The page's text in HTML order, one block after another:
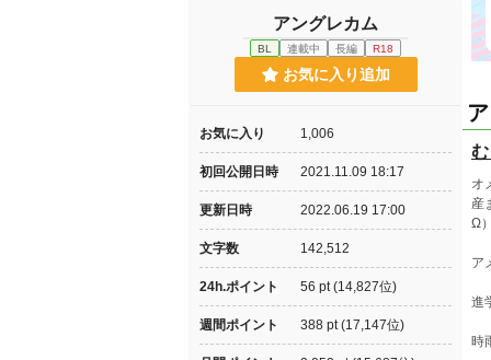
オ
産
Ω）
ア
進
時
アングレカム
BL 連載中 長編 R18
お気に入り追加
お気に入り 1,006
初回公開日時 2021.11.09 18:17
更新日時 2022.06.19 17:00
文字数 142,512
24h.ポイント 56 pt (14,827位)
週間ポイント 388 pt (17,147位)